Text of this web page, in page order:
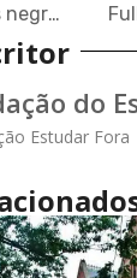
7 personalidades negras que estudaram nas melhores universidades do mundo
do
Estudar Fora